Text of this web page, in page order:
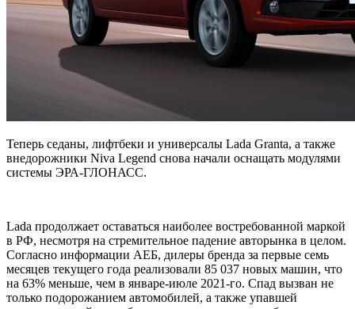
Теперь седаны, лифтбеки и универсалы Lada Granta, а также
внедорожники Niva Legend снова начали оснащать модулями
системы ЭРА-ГЛОНАСС.
Lada продолжает оставаться наиболее востребованной маркой
в РФ, несмотря на стремительное падение авторынка в целом.
Согласно информации АЕБ, дилеры бренда за первые семь
месяцев текущего года реализовали 85 037 новых машин, что
на 63% меньше, чем в январе-июле 2021-го. Спад вызван не
только подорожанием автомобилей, а также упавшей